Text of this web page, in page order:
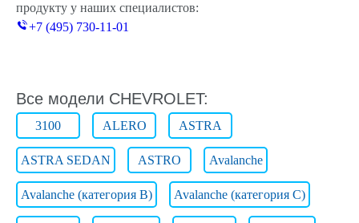
продукту у наших специалистов:
+7 (495) 730-11-01
Все модели CHEVROLET:
3100 ALERO ASTRA
ASTRA SEDAN ASTRO Avalanche
Avalanche (категория B) Avalanche (категория C)